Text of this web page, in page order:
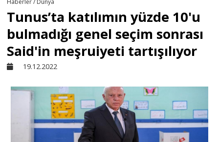
Derkenar
Sivil Toplum
Kültür - Sanat
Ekonomi
Haberler / Dünya
Tunus’ta katılımın yüzde 10'u
bulmadığı genel seçim sonrası
Said'in meşruiyeti tartışılıyor
19.12.2022